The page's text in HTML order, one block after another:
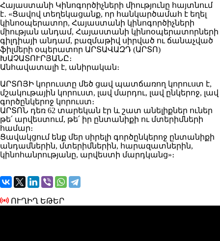
Հայաստանի Կինոգործիչների միությունը հայտնում
է․ «Ցավով տեղեկացանք, որ հանկարծամահ է եղել
կինոօպերատոր, Հայաստանի կինոգործիչների
միության անդամ, Հայաստանի կինոօպերատորների
գիլդիայի անդամ, բազմաթիվ սիրված ու ճանաչված
ֆիլմերի օպերատոր ԱՐՏԱՎԱԶԴ (ԱՐՏՈ)
ԽԱՉԱՏՈՒՐՅԱՆԸ։
Անհավատալի է, անիրական։
ԱՐՏՈՅԻ կորուստը մեծ ցավ պատճառող կորուստ է,
մշակութային կորուստ, լավ մարդու, լավ ընկերոջ, լավ
գործընկերոջ կորուստ։
ԱՐՏՈՆ դեռ 62 տարեկան էր և շատ անելիքներ ուներ
թե՛ արվեստում, թե՛ իր ընտանիքի ու մտերիմների
համար։
Ցավակցում ենք մեր սիրելի գործընկերոջ ընտանիքի
անդամներին, մտերիմներին, հարազատներին,
կինոհանրությանը, արվեստի մարդկանց»։
ՈՒՂԻՂ ԵԹԵՐ